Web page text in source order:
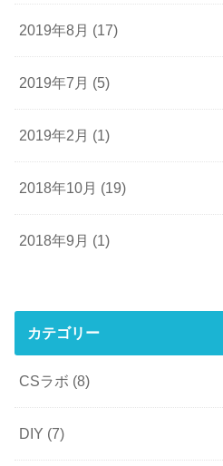
2019年8月 (17)
2019年7月 (5)
2019年2月 (1)
2018年10月 (19)
2018年9月 (1)
カテゴリー
CSラボ (8)
DIY (7)